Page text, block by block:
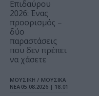
Επιδαύρου
2026: Ένας
προορισμός –
δύο
παραστάσεις
που δεν πρέπει
να χάσετε
ΜΟΥΣΙΚΗ / ΜΟΥΣΙΚΑ
ΝΕΑ 05.08.2026 | 18.01